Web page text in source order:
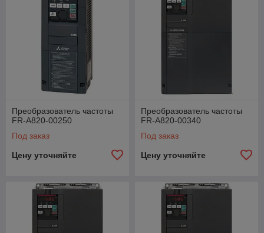
Преобразователь частоты
FR-A820-00250
Под заказ
Цену уточняйте
Преобразователь частоты
FR-A820-00340
Под заказ
Цену уточняйте